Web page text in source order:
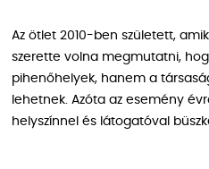
Az ötlet 2010-ben született,
szerette volna megmutatni,
pihenőhelyek, hanem a
lehetnek. Azóta az esemény
helyszínnel és látogatóval